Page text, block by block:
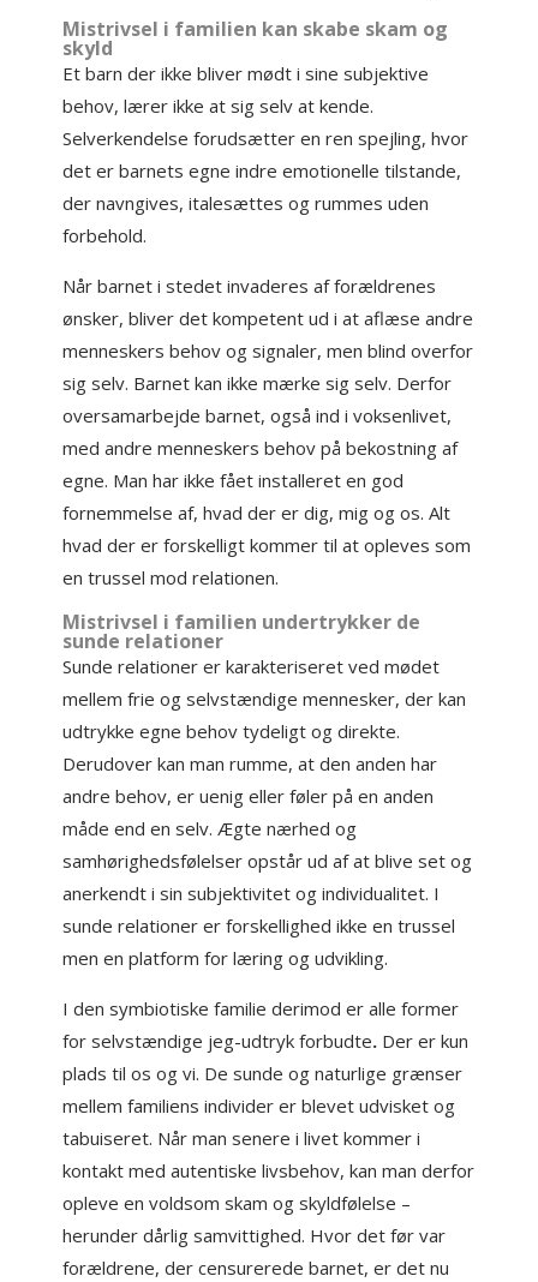
Mistrivsel i familien kan skabe skam og
skyld
Et barn der ikke bliver mødt i sine subjektive
behov, lærer ikke at sig selv at kende.
Selverkendelse forudsætter en ren spejling, hvor
det er barnets egne indre emotionelle tilstande,
der navngives, italesættes og rummes uden
forbehold.
Når barnet i stedet invaderes af forældrenes
ønsker, bliver det kompetent ud i at aflæse andre
menneskers behov og signaler, men blind overfor
sig selv. Barnet kan ikke mærke sig selv. Derfor
oversamarbejde barnet, også ind i voksenlivet,
med andre menneskers behov på bekostning af
egne. Man har ikke fået installeret en god
fornemmelse af, hvad der er dig, mig og os. Alt
hvad der er forskelligt kommer til at opleves som
en trussel mod relationen.
Mistrivsel i familien undertrykker de
sunde relationer
Sunde relationer er karakteriseret ved mødet
mellem frie og selvstændige mennesker, der kan
udtrykke egne behov tydeligt og direkte.
Derudover kan man rumme, at den anden har
andre behov, er uenig eller føler på en anden
måde end en selv. Ægte nærhed og
samhørighedsfølelser opstår ud af at blive set og
anerkendt i sin subjektivitet og individualitet. I
sunde relationer er forskellighed ikke en trussel
men en platform for læring og udvikling.
I den symbiotiske familie derimod er alle former
for selvstændige jeg-udtryk forbudte. Der er kun
plads til os og vi. De sunde og naturlige grænser
mellem familiens individer er blevet udvisket og
tabuiseret. Når man senere i livet kommer i
kontakt med autentiske livsbehov, kan man derfor
opleve en voldsom skam og skyldfølelse –
herunder dårlig samvittighed. Hvor det før var
forældrene, der censurerede barnet, er det nu